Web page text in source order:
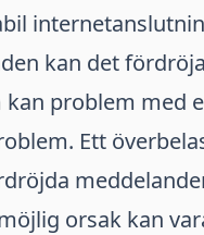
kan det
kan problem med
Ett
orsak kan